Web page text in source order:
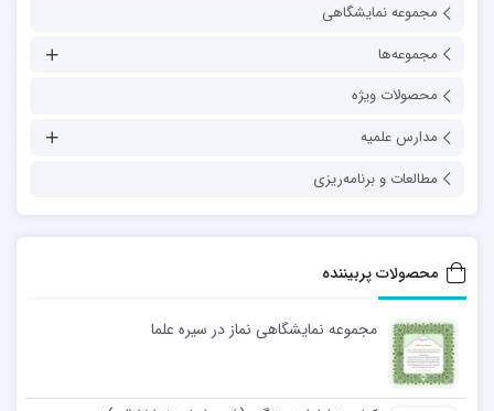
مجموعه نمایشگاهی
مجموعه‌ها
محصولات ویژه
مدارس علمیه
مطالعات و برنامه‌ریزی
محصولات پربیننده
مجموعه نمایشگاهی نماز در سیره علما